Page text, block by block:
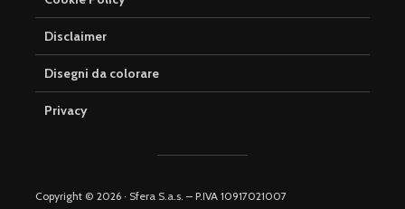
Disclaimer
Disegni da colorare
Privacy
Copyright © 2026 · Sfera S.a.s. – P.IVA 10917021007